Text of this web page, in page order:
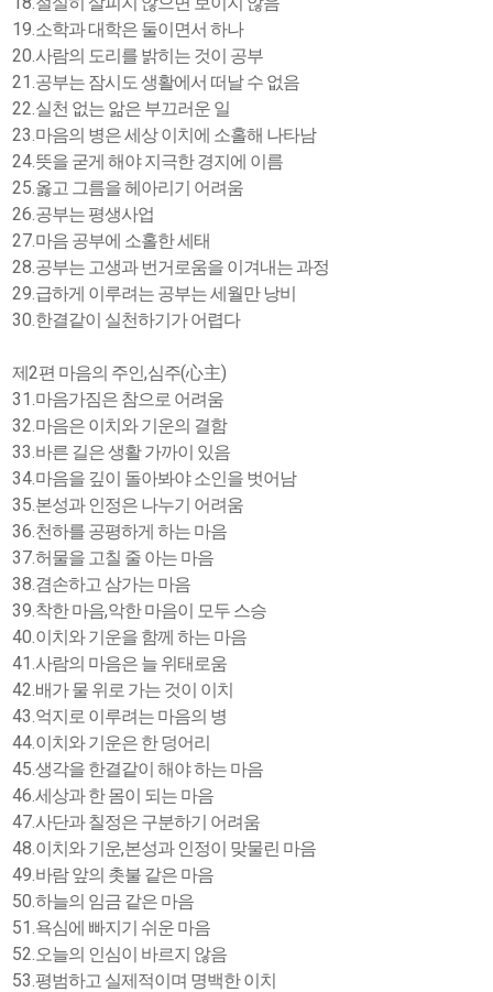
19. 소학과 대학은 둘이면서 하나
20. 사람의 도리를 밝히는 것이 공부
21. 공부는 잠시도 생활에서 떠날 수 없음
22. 실천 없는 앎은 부끄러운 일
23. 마음의 병은 세상 이치에 소홀해 나타남
24. 뜻을 굳게 해야 지극한 경지에 이름
25. 옳고 그름을 헤아리기 어려움
26. 공부는 평생사업
27. 마음 공부에 소홀한 세태
28. 공부는 고생과 번거로움을 이겨내는 과정
29. 급하게 이루려는 공부는 세월만 낭비
30. 한결같이 실천하기가 어렵다
제2편 마음의 주인,심주(心主)
31. 마음가짐은 참으로 어려움
32. 마음은 이치와 기운의 결함
33. 바른 길은 생활 가까이 있음
34. 마음을 깊이 돌아봐야 소인을 벗어남
35. 본성과 인정은 나누기 어려움
36. 천하를 공평하게 하는 마음
37.허물을 고칠 줄 아는 마음
38. 겸손하고 삼가는 마음
39. 착한 마음,악한 마음이 모두 스승
40. 이치와 기운을 함께 하는 마음
41. 사람의 마음은 늘 위태로움
42. 배가 물 위로 가는 것이 이치
43. 억지로 이루려는 마음의 병
44. 이치와 기운은 한 덩어리
45.생각을 한결같이 해야 하는 마음
46.세상과 한 몸이 되는 마음
47. 사단과 칠정은 구분하기 어려움
48. 이치와 기운,본성과 인정이 맞물린 마음
49. 바람 앞의 촛불 같은 마음
50.하늘의 임금 같은 마음
51. 욕심에 빠지기 쉬운 마음
52. 오늘의 인심이 바르지 않음
53. 평범하고 실제적이며 명백한 이치